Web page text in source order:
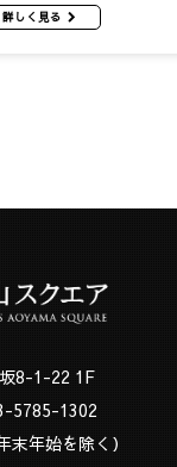
詳しく見る
8-1-22 1F
5785-1302
年始を除く）